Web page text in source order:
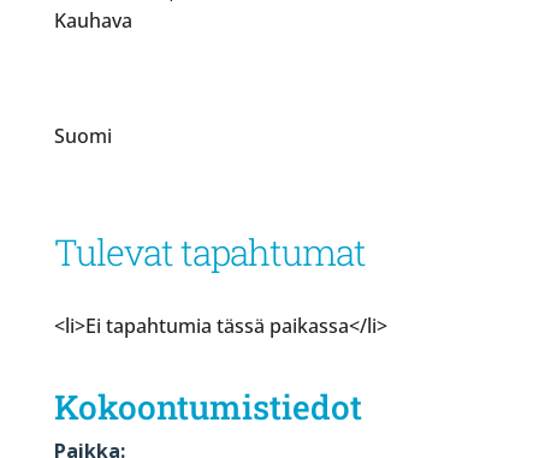
Kauhava
Suomi
Tulevat tapahtumat
<li>Ei tapahtumia tässä paikassa</li>
Kokoontumistiedot
Paikka: